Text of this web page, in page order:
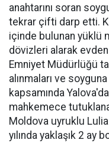
anahtarını soran
tekrar çifti darp etti.
içinde bulunan yüklü
dövizleri alarak evden
Emniyet Müdürlüğü
alınmaları ve
kapsamında Yalova'da
mahkemece
Moldova uyruklu
yılında yaklaşık 2 ay